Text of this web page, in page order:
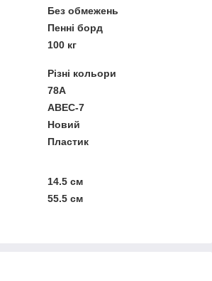
Без обмежень
Пенні борд
100 кг
Різні кольори
78А
ABEC-7
Новий
Пластик
14.5 см
55.5 см